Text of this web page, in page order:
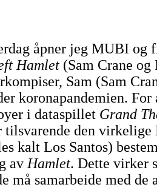
åpner jeg MUBI og
Hamlet (Sam Crane
Sam (Sam
koronapandemien.
i dataspillet Grand
tilsvarende den
kalt Los Santos)
av Hamlet. Dette virker
må samarbeide med de